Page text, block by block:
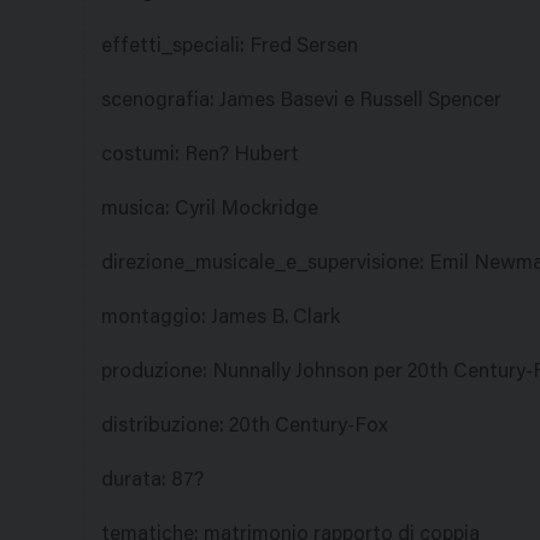
effetti_speciali: Fred Sersen
scenografia: James Basevi e Russell Spencer
costumi: Ren? Hubert
musica: Cyril Mockridge
direzione_musicale_e_supervisione: Emil
montaggio: James B. Clark
produzione: Nunnally Johnson per 20th Century-
distribuzione: 20th Century-Fox
durata: 87?
tematiche: matrimonio rapporto di coppia